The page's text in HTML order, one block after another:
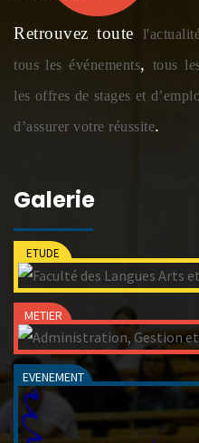
Retrouvez toute
tous les événements, tous
les offres de stages et
d’assurer votre réussite.
Galerie